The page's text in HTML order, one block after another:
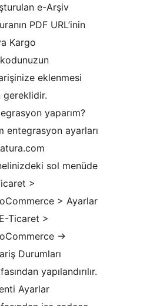
e-Arşiv
PDF URL’inin
Kargo
eklenmesi
gereklidir.
yaparım?
entegrasyon ayarları
sol menüde
>
> Ayarlar
Ticaret >
->
Durumları
yapılandırılır.
Ayarlar